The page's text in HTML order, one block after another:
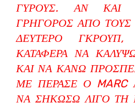
ΓΎΡΟΥΣ. ΑΝ ΚΑΙ
ΓΡΉΓΟΡΟΣ ΑΠΌ ΤΟΥΣ
ΔΕΎΤΕΡΟ
ΚΑΤΆΦΕΡΑ ΝΑ
ΚΑΙ ΝΑ ΚΆΝΩ
ΜΕ ΠΈΡΑΣΕ Ο MARC
ΝΑ ΣΗΚΏΣΩ ΛΊΓΟ ΤΗ